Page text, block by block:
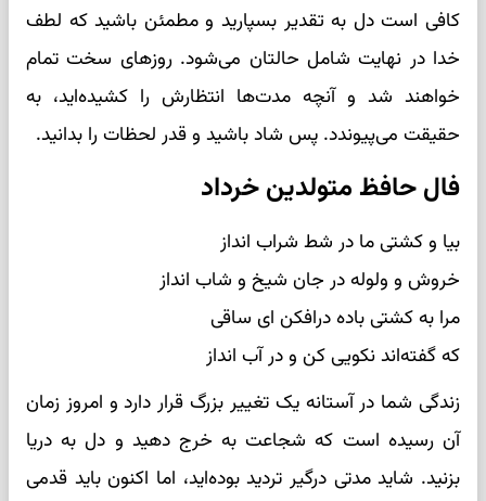
کافی است دل به تقدیر بسپارید و مطمئن باشید که لطف
خدا در نهایت شامل حالتان می‌شود. روزهای سخت تمام
خواهند شد و آنچه مدت‌ها انتظارش را کشیده‌اید، به
حقیقت می‌پیوندد. پس شاد باشید و قدر لحظات را بدانید.
فال حافظ متولدین خرداد
بیا و کشتی ما در شط شراب انداز
خروش و ولوله در جان شیخ و شاب انداز
مرا به کشتی باده درافکن ای ساقی
که گفته‌اند نکویی کن و در آب انداز
زندگی شما در آستانه یک تغییر بزرگ قرار دارد و امروز زمان
آن رسیده است که شجاعت به خرج دهید و دل به دریا
بزنید. شاید مدتی درگیر تردید بوده‌اید، اما اکنون باید قدمی